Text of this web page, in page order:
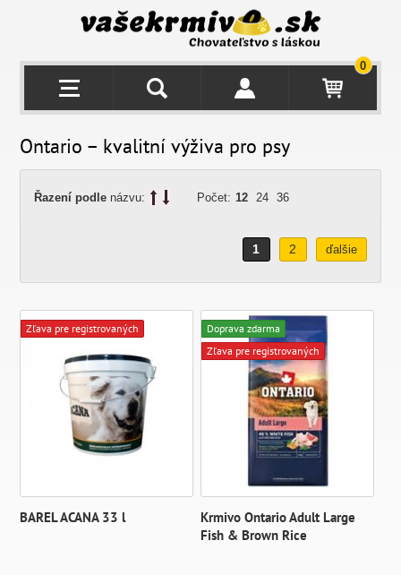
0
Ontario – kvalitní výživa pro psy
Řazení podle názvu: Počet: 12 24 36
1 2 ďalšie
Zľava pre registrovaných
BAREL ACANA 33 l
Doprava zdarma
Zľava pre registrovaných
Krmivo Ontario Adult Large
Fish & Brown Rice